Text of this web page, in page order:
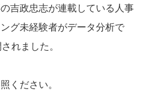
吉政忠志が連載している人事
グ未経験者がデータ分析で
れました。
ください。